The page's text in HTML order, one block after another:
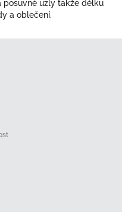
posuvné uzly takže délku
a oblečení.